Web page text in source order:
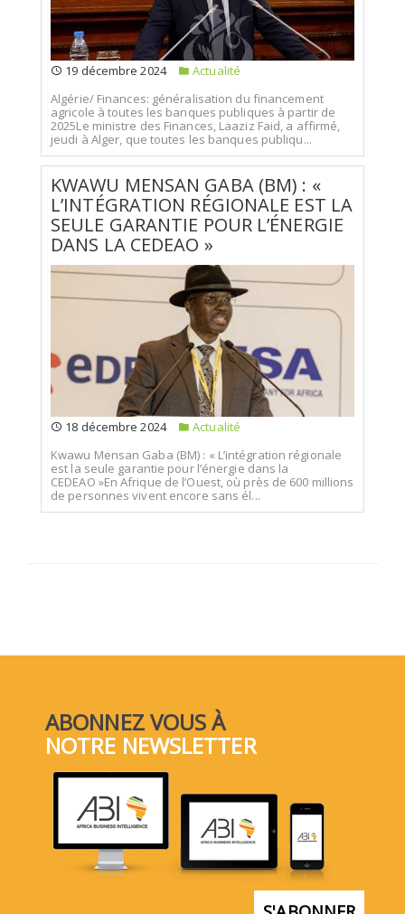
19 décembre 2024
Actualité
Algérie/ Finances: généralisation du financement
agricole à toutes les banques publiques à partir de
2025Le ministre des Finances, Laaziz Faid, a affirmé,
jeudi à Alger, que toutes les banques publiqu...
KWAWU MENSAN GABA (BM) : «
L’INTÉGRATION RÉGIONALE EST LA
SEULE GARANTIE POUR L’ÉNERGIE
DANS LA CEDEAO »
18 décembre 2024
Actualité
Kwawu Mensan Gaba (BM) : « L’intégration régionale
est la seule garantie pour l’énergie dans la
CEDEAO »En Afrique de l’Ouest, où près de 600 millions
de personnes vivent encore sans él...
ABONNEZ VOUS À
NOTRE NEWSLETTER